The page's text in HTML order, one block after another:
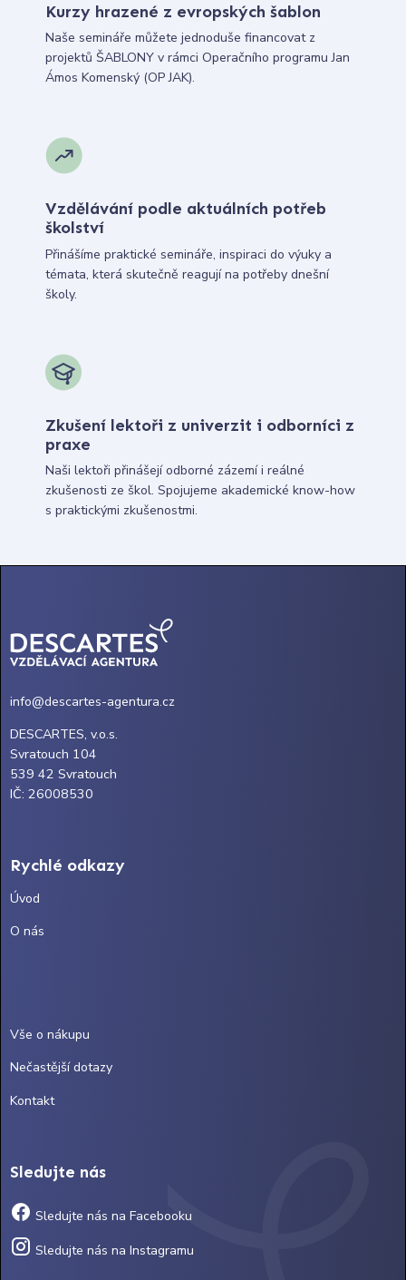
Kurzy hrazené z evropských šablon
Naše semináře můžete jednoduše financovat z
projektů ŠABLONY v rámci Operačního programu Jan
Ámos Komenský (OP JAK).
Vzdělávání podle aktuálních potřeb
školství
Přinášíme praktické semináře, inspiraci do výuky a
témata, která skutečně reagují na potřeby dnešní
školy.
Zkušení lektoři z univerzit i odborníci z
praxe
Naši lektoři přinášejí odborné zázemí i reálné
zkušenosti ze škol. Spojujeme akademické know-how
s praktickými zkušenostmi.
info@descartes-agentura.cz
DESCARTES, v.o.s.
Svratouch 104
539 42 Svratouch
IČ: 26008530
Rychlé odkazy
Úvod
O nás
Vše o nákupu
Nečastější dotazy
Kontakt
Sledujte nás
Sledujte nás na Facebooku
Sledujte nás na Instagramu